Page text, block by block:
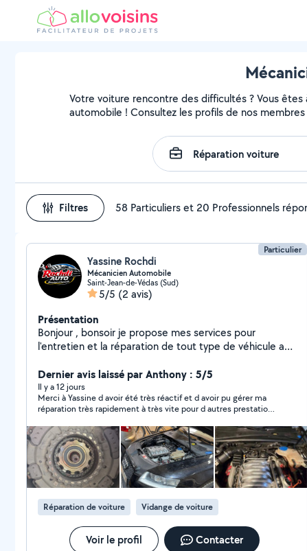
Votre voiture rencontre des difficultés ? Vous
automobile ! Consultez les profils de nos
Filtres 58 Particuliers et 20 Professionnels
Particulier
Yassine Rochdi
Mécanicien Automobile
Saint-Jean-de-Védas (Sud)
5/5 (2 avis)
Présentation
Bonjour , bonsoir je propose mes services pour
l'entretien et la réparation de tout type de véhicule a
d'embarquer le véhicule avec ma dépanneuse à mon
garage. Révisions complètes Vidange moteur + boîte
(manuelle & automatique) Changement de filtres
(huile, air.. carburant, habitacle). Remplacement de
pièces (freins, courroie, embrayage, amortisseurs,
etc.). Diagnostic électronique et mécanique.
Préparation avant et après le contrôle technique.
Travail sérieux, de qualité, avec des tarifs raisonnables.
Déplacement possible selon votre localisation.
N'hésitez pas de me contacter Disponible 24h24
Dernier avis laissé par Anthony : 5/5
Il y a 12 jours
Merci à Yassine d avoir été très réactif et d avoir pu gérer ma
réparation très rapidement à très vite pour d autres prestations
Réparation de voiture Vidange de voiture
Voir le profil Contacter